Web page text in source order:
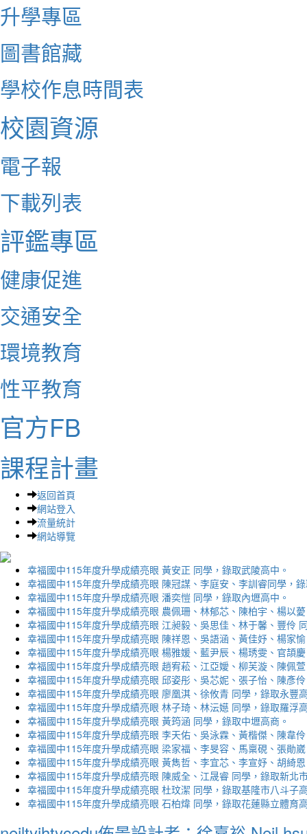
升學專區
圖書館藏
學校作息時間表
校園資源
電子報
下載列表
評鑑專區
健康促進
交通安全
環境教育
性平教育
官方FB
課程計畫
返回首頁
網站登入
流量統計
網站導覽
幸福國中115年度升學成績亮眼 黃安正 同學，錄取武陵高中。
幸福國中115年度升學成績亮眼 陳冠謀、李庭安、李訓睿同學，
幸福國中115年度升學成績亮眼 潘奕愷 同學，錄取內壢高中。
幸福國中115年度升學成績亮眼 農佩珊、林郁芯、陳柏宇、楊以
幸福國中115年度升學成績亮眼 江昶毅、吳思佳、林于馨、豐伶
幸福國中115年度升學成績亮眼 陳祥恩、吳語涵、黃佳妤、楊家
幸福國中115年度升學成績亮眼 楊雅媛、藍尹辰、楊琇雯、官頡
幸福國中115年度升學成績亮眼 趙宥菘、江亞嬡、柳芙漩、陳佩
幸福國中115年度升學成績亮眼 邱姿彤、吳芯妮、張子怡、陳彥
幸福國中115年度升學成績亮眼 廖凰淇、徐攸青 同學，錄取永豐
幸福國中115年度升學成績亮眼 林子琦、林沄嬨 同學，錄取羅浮
幸福國中115年度升學成績亮眼 黃筠涵 同學，錄取中壢高商。
幸福國中115年度升學成績亮眼 李天佑、吳泳霖、黃楷傑、陳韋
幸福國中115年度升學成績亮眼 梁家福、李旻容、馬稟硯、張勛
幸福國中115年度升學成績亮眼 黃雋哲、李宜芯、李宣妤、胡綺
幸福國中115年度升學成績亮眼 陳威全、江晟睿 同學，錄取新北
幸福國中115年度升學成績亮眼 杜玟潔 同學，錄取基隆市八斗子
幸福國中115年度升學成績亮眼 石柏煒 同學，錄取花蓮縣立體育